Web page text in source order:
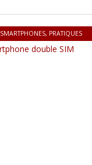
SMARTPHONES, PRATIQUES